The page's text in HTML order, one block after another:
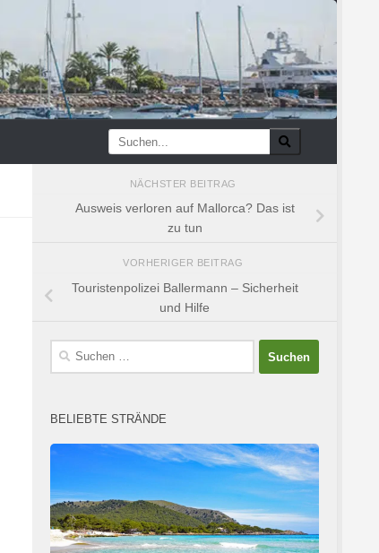
NÄCHSTER BEITRAG
Ausweis verloren auf Mallorca? Das ist
zu tun
VORHERIGER BEITRAG
Touristenpolizei Ballermann – Sicherheit
und Hilfe
Suchen
nach:
BELIEBTE STRÄNDE